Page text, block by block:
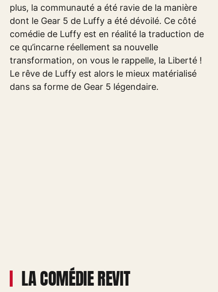
plus, la communauté a été ravie de la manière
dont le Gear 5 de Luffy a été dévoilé. Ce côté
comédie de Luffy est en réalité la traduction de
ce qu’incarne réellement sa nouvelle
transformation, on vous le rappelle, la Liberté !
Le rêve de Luffy est alors le mieux matérialisé
dans sa forme de Gear 5 légendaire.
LA COMÉDIE REVIT